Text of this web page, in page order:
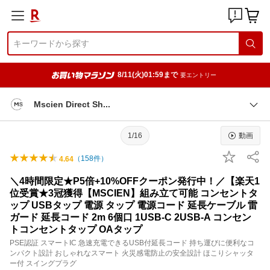
8/11(火)01:59まで 要エントリー
Mscien Direct Sh
1/16 動画
4.64 （ 158件）
＼4時間限定★P5倍+10%OFFクーポン発行中！／【楽天1
位受賞★3冠獲得【MSCIEN】組み立て可能 コンセントタ
ップ USBタップ 電源 タップ 電源コード 延長ケーブル 雷
ガード 延長コード 2m 6個口 1USB-C 2USB-A コンセン
トコンセントタップ OAタップ
PSE認証 スマートIC 急速充電できるUSB付延長コード 持ち運びに便利なコ
ンパクト設計 おしゃれなスマート 火災感電防止の安全設計 ほこりシャッタ
ー付 スイングプラグ